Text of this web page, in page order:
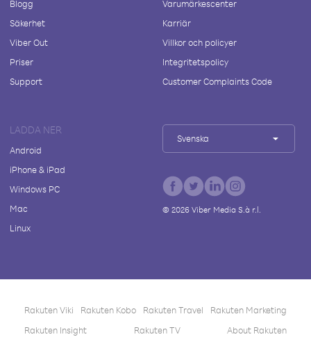
Blogg
Säkerhet
Viber Out
Priser
Support
Varumärkescenter
Karriär
Villkor och policyer
Integritetspolicy
Customer Complaints Code
LADDA NER
Android
iPhone & iPad
Windows PC
Mac
Linux
Svenska
© 2026Viber Media S.à r.l.
Rakuten Viki Rakuten Kobo Rakuten Travel
Rakuten Marketing
Rakuten Insight
Rakuten TV About Rakuten